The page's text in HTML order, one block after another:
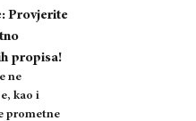
Provjerite
propisa!
ne
kao i
prometne